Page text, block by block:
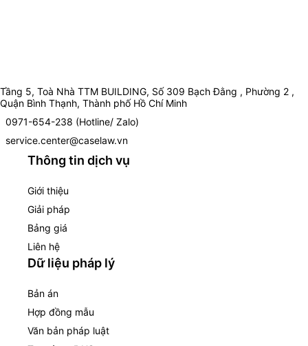
Tầng 5, Toà Nhà TTM BUILDING, Số 309 Bạch Đằng , Phường 2 ,
Quận Bình Thạnh, Thành phố Hồ Chí Minh
0971-654-238 (Hotline/ Zalo)
service.center@caselaw.vn
Thông tin dịch vụ
Giới thiệu
Giải pháp
Bảng giá
Liên hệ
Dữ liệu pháp lý
Bản án
Hợp đồng mẫu
Văn bản pháp luật